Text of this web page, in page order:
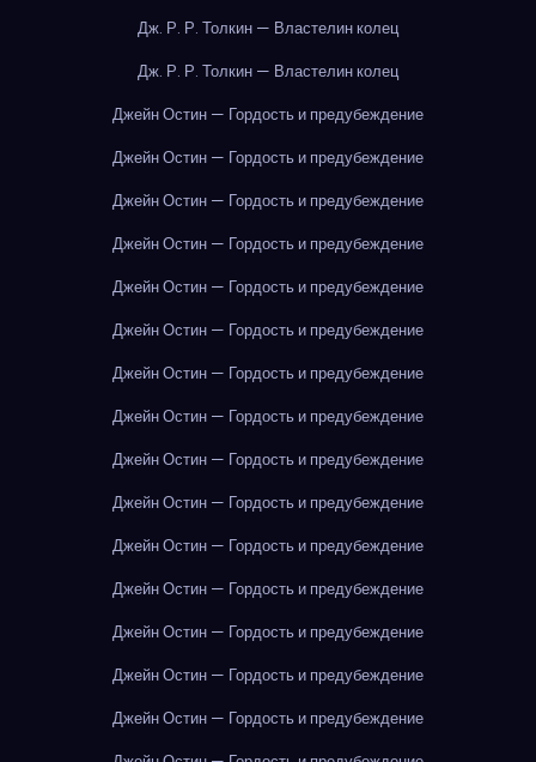
Дж. Р. Р. Толкин — Властелин колец
Дж. Р. Р. Толкин — Властелин колец
Джейн Остин — Гордость и предубеждение
Джейн Остин — Гордость и предубеждение
Джейн Остин — Гордость и предубеждение
Джейн Остин — Гордость и предубеждение
Джейн Остин — Гордость и предубеждение
Джейн Остин — Гордость и предубеждение
Джейн Остин — Гордость и предубеждение
Джейн Остин — Гордость и предубеждение
Джейн Остин — Гордость и предубеждение
Джейн Остин — Гордость и предубеждение
Джейн Остин — Гордость и предубеждение
Джейн Остин — Гордость и предубеждение
Джейн Остин — Гордость и предубеждение
Джейн Остин — Гордость и предубеждение
Джейн Остин — Гордость и предубеждение